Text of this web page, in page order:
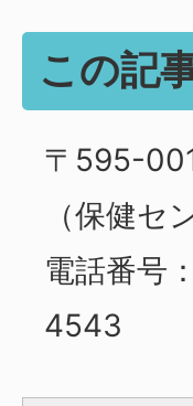
この記
〒595-
（保健セ
電話番号
4543